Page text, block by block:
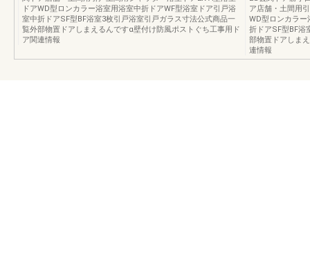
ドアWD型ロンカラー浴室用浴室中折ドアWF型浴室ドア引戸浴
室中折ドアSF型BF浴室3枚引戸浴室引戸ガラス寸法公式商品一
覧外部物置ドアしまえるんですα壁付け防風ポストぐち工事用ド
ア関連情報
ア店舗・土間用
WD型ロンカラー
折ドアSF型BF浴
部物置ドアしま
連情報